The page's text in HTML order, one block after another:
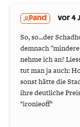
Pand vor 4
So, so...der
demnach
nehme ich an?
tut man ja auch:
sonst hätte die
ihre deutliche
*ironieoff*